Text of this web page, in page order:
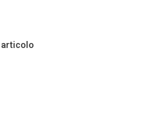
articolo